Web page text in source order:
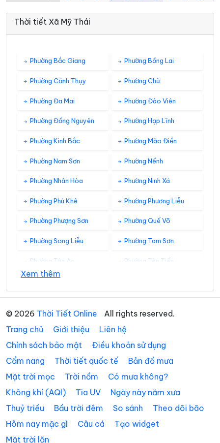
Thời tiết Xã Mỹ Thái
Phường Bắc Giang Phường Bồng Lai
Phường Cảnh Thụy Phường Chũ
Phường Đa Mai Phường Đào Viên
Phường Đồng Nguyên Phường Hạp Lĩnh
Phường Kinh Bắc Phường Mão Điền
Phường Nam Sơn Phường Nếnh
Phường Nhân Hòa Phường Ninh Xá
Phường Phù Khê Phường Phương Liễu
Phường Phượng Sơn Phường Quế Võ
Phường Song Liễu Phường Tam Sơn
Phường Tân An Phường Tân Tiến
Phường Từ Sơn
Phường Vân Hà Phường Việt Yên
Phường Võ Cường Phường Vũ Ninh
Phường Yên Dũng Xã An Lạc
Xã Biển Động Xã Biên Sơn
Xã Bố Hạ
Xem thêm
© 2026 Thời Tiết Online
All rights reserved.
Trang chủ
Giới thiệu
Liên hệ
Chính sách bảo mật
Điều khoản sử dụng
Cẩm nang
Thời tiết quốc tế
Bản đồ mưa
Mặt trời mọc
Trời nồm
Có mưa không?
Không khí (AQI)
Tia UV
Ngày này năm xưa
Thuỷ triều
Bầu trời đêm So sánh
Theo dõi bão
Hôm nay mặc gì
Câu cá
Tạo widget
Mặt trời lặn